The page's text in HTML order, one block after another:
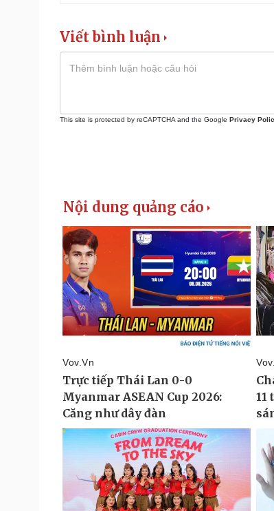
Viết bình luận
This site is protected by reCAPTCHA and the Google Privacy